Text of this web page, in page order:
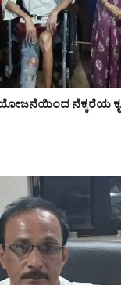
ಯೋಜನೆಯಿಂದ ನೆಕ್ಕರೆಯ